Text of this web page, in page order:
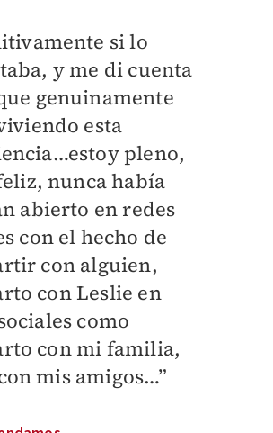
si lo
y me di cuenta
genuinamente
esta
pleno,
nunca había
abierto en redes
con el hecho de
con alguien,
con Leslie en
como
con mi familia,
mis amigos…”